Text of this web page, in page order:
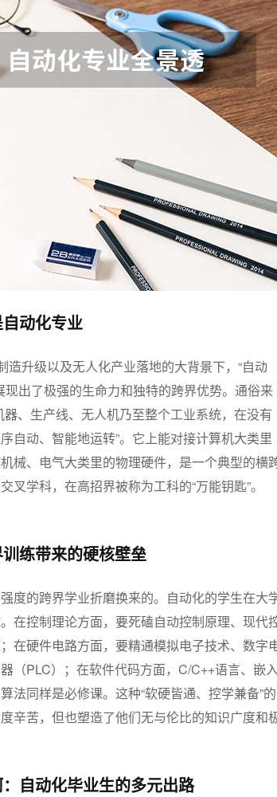
动化专业
升级以及无人化产业落地的大背景下，“自动
出了极强的生命力和独特的跨界优势。通俗来
、生产线、无人机乃至整个工业系统，在没有
自动、智能地运转”。它上能对接计算机大类里
械、电气大类里的物理硬件，是一个典型的横
学科，在高招界被称为工科的“万能钥匙”。
练带来的硬核壁垒
度的跨界学业折磨换来的。自动化的学生在大
在控制理论方面，要死磕自动控制原理、现代
在硬件电路方面，要精通模拟电子技术、数字
（PLC）；在软件代码方面，C/C++语言、嵌入
法同样是必修课。这种“软硬皆通、控学兼备”的
辛苦，但也塑造了他们无与伦比的知识广度和
自动化毕业生的多元出路